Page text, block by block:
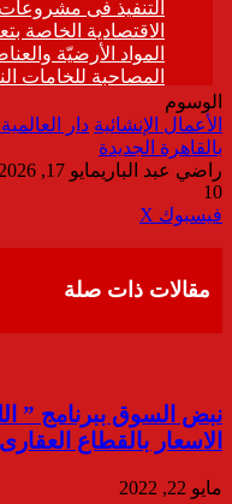
الوسوم
الأعمال الإنشائية دار
بالقاهرة الجديدة
راضي عبد الباريمايو 17, 2026
10
فيسبوك ‫X
مقالات ذات صلة
نبض السوق ببرنامج ”
الاسعار بالقطاع العقارى
مايو 22, 2022